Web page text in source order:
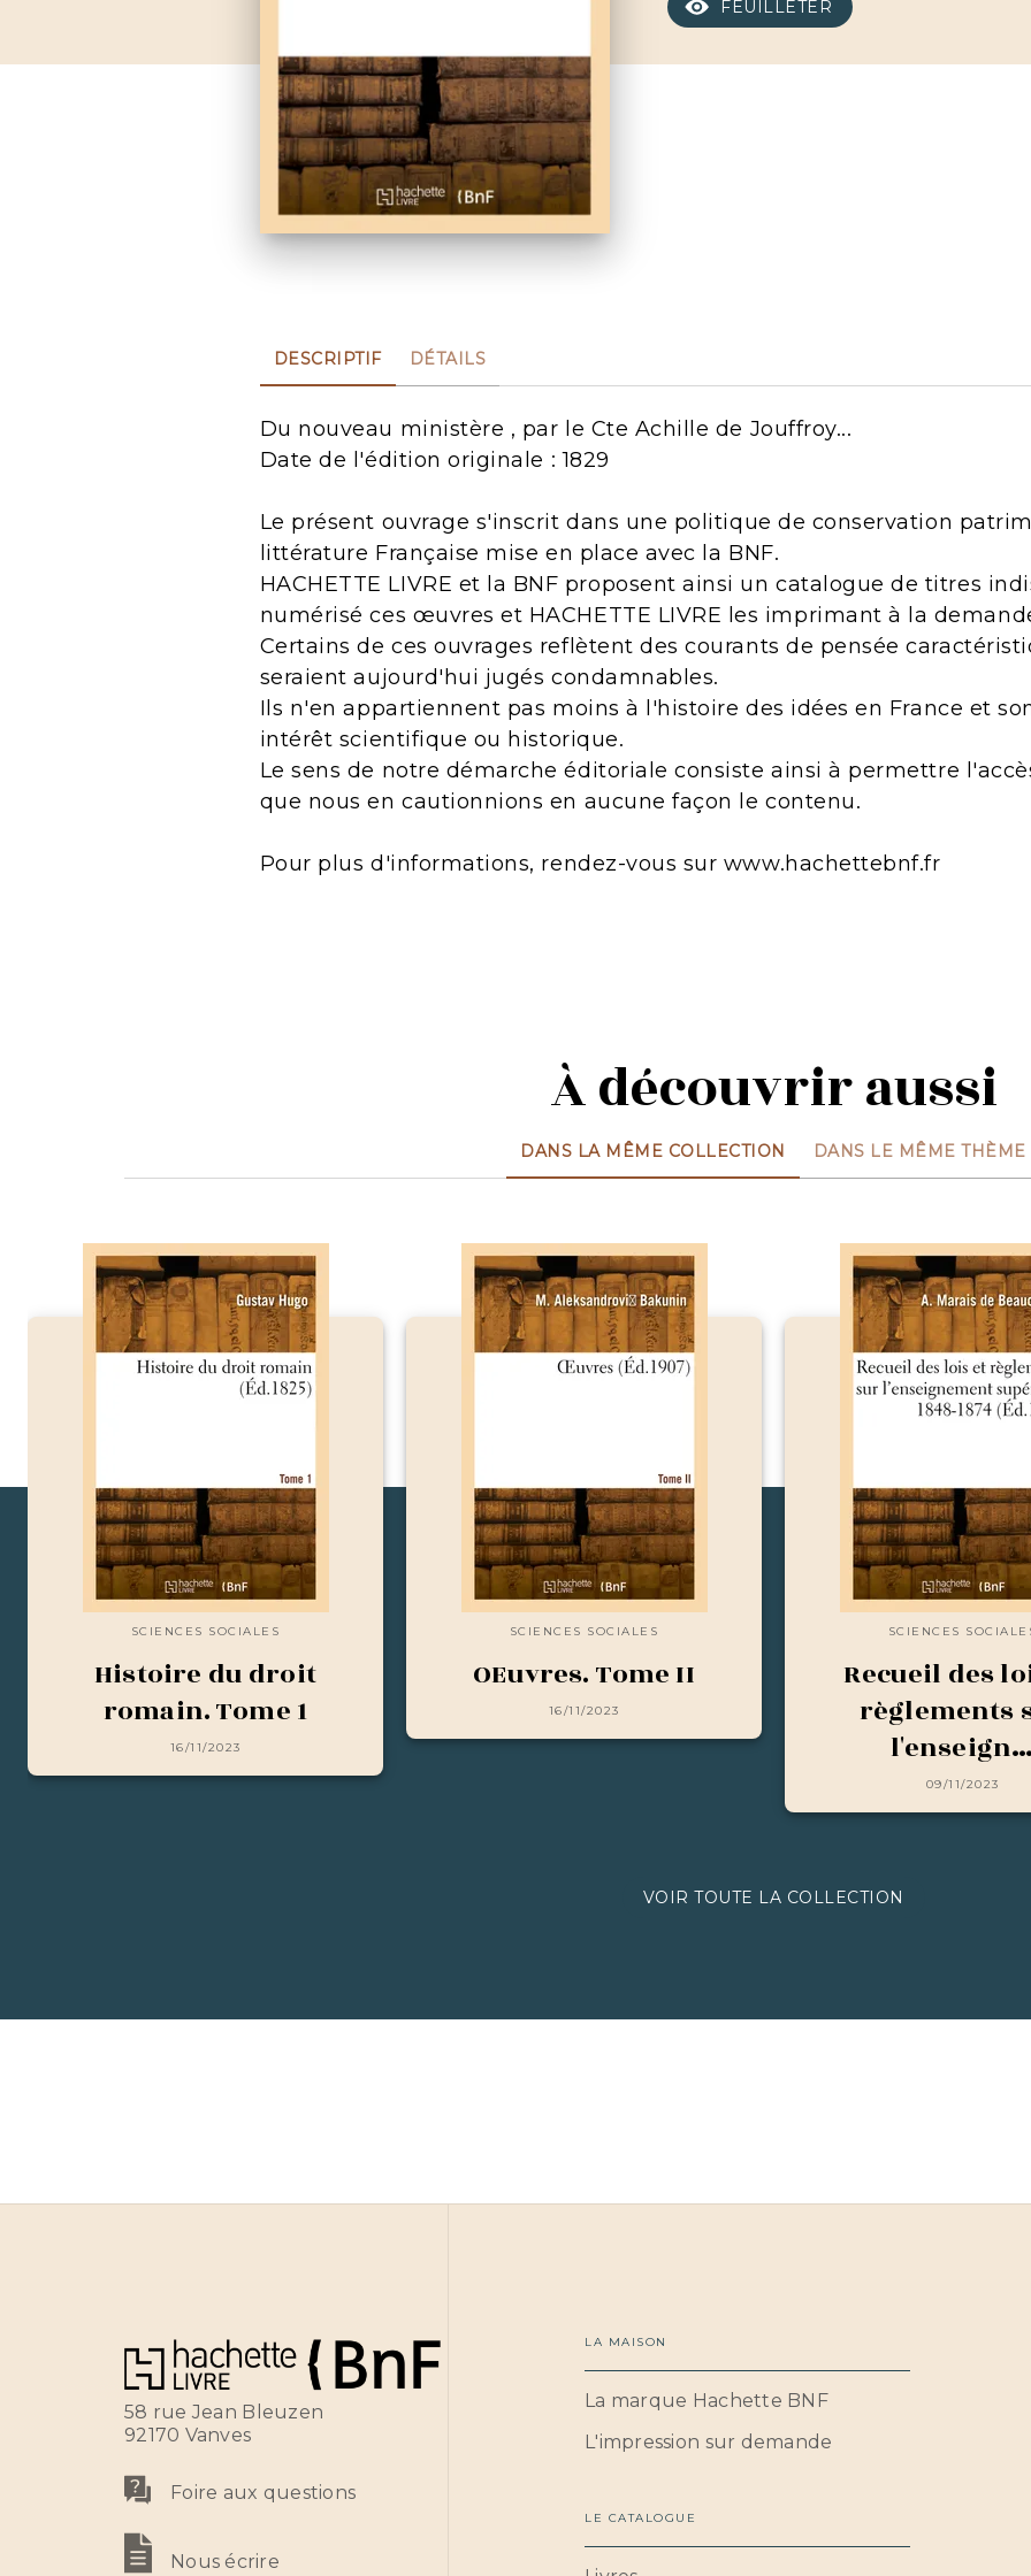
FEUILLETER
DESCRIPTIF DÉTAILS
Du nouveau ministère , par le Cte Achille de Jouffroy...
Date de l'édition originale : 1829
Le présent ouvrage s'inscrit dans une politique de conservation
littérature Française mise en place avec la BNF.
HACHETTE LIVRE et la BNF proposent ainsi un catalogue de titres
numérisé ces œuvres et HACHETTE LIVRE les imprimant à la
Certains de ces ouvrages reflètent des courants de pensée
seraient aujourd'hui jugés condamnables.
Ils n'en appartiennent pas moins à l'histoire des idées en France et
intérêt scientifique ou historique.
Le sens de notre démarche éditoriale consiste ainsi à permettre
que nous en cautionnions en aucune façon le contenu.
Pour plus d'informations, rendez-vous sur www.hachettebnf.fr
À découvrir aussi
DANS LA MÊME COLLECTION DANS LE MÊME THÈME
SCIENCES SOCIALES
Histoire du droit
romain. Tome 1
16/11/2023
SCIENCES SOCIALES
OEuvres. Tome II
16/11/2023
SCIENCES
Recueil des
règlements
l'enseign…
09/11/2023
VOIR TOUTE LA COLLECTION
58 rue Jean Bleuzen
92170 Vanves
Foire aux questions
Nous écrire
LA MAISON
La marque Hachette BNF
L'impression sur demande
LE CATALOGUE